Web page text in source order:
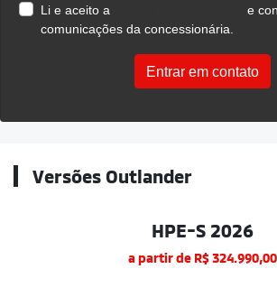
Li e aceito a
e
comunicações da concessionária.
Entrar em contato
Versões Outlander
HPE-S 2026
a partir de R$ 324.990,00